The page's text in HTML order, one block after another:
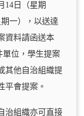
14日（星期
一），以送達
資料請函送本
單位，學生提案
其他自治組織提
平會提案。
治組織亦可直接